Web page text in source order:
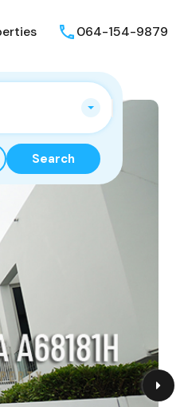
064-154-9879
Search